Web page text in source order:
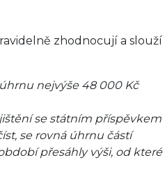
zhodnocují a slouží
nejvýše 48 000 Kč
se státním příspěvkem
se rovná úhrnu částí
přesáhly výši, od které